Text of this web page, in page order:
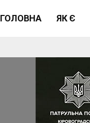
ГОЛОВНА ЯК Є